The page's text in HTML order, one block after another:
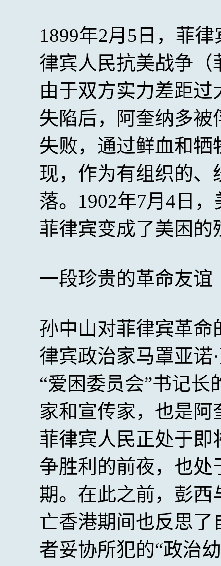
1899年2月5日，菲
律宾人民抗美战争
由于双方实力差距过
失陷后，阿奎纳多
失败，通过鲜血和
现，作为有组织的
落。1902年7月4日
菲律宾变成了美困的
一段珍贵的革命友谊
孙中山对菲律宾革
律宾政治家马罩亚诺
“爱困委员会”书记
家和宣传家，也是
菲律宾人民正处于
争胜利的前夜，也
期。在此之前，彭
亡香港期间也反思
者妥协所犯的“政治